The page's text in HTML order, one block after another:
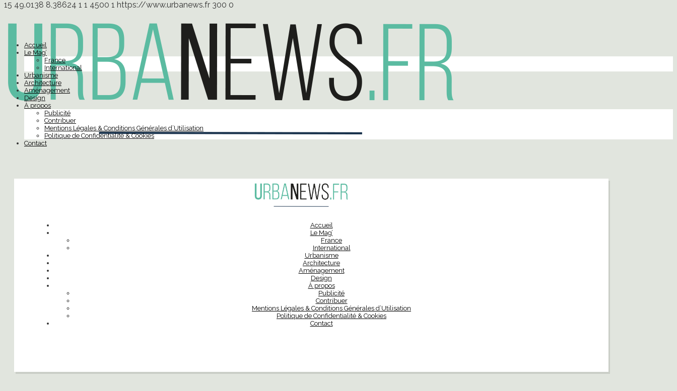
15 49.0138 8.38624 1 1 4500 1 https://www.urbanews.fr 300 0
Accueil
Le Mag’
France
International
Urbanisme
Architecture
Aménagement
Design
À propos
Publicité
Contribuer
Mentions Légales & Conditions Générales d’Utilisation
Politique de Confidentialité & Cookies
Contact
Accueil
Le Mag’
France
International
Urbanisme
Architecture
Aménagement
Design
À propos
Publicité
Contribuer
Mentions Légales & Conditions Générales d’Utilisation
Politique de Confidentialité & Cookies
Contact